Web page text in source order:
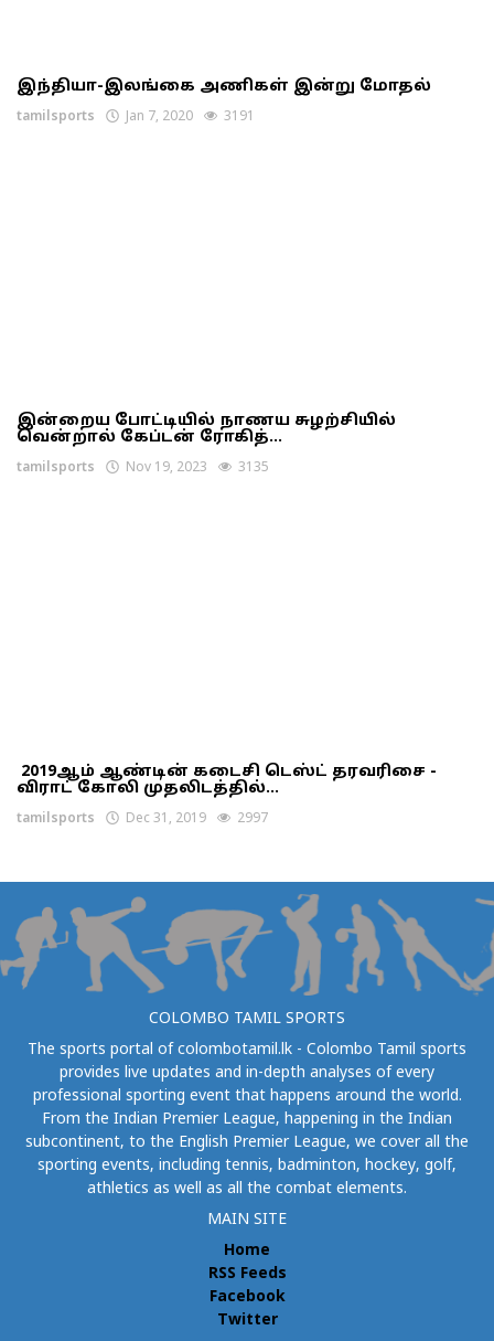
இந்தியா-இலங்கை அணிகள் இன்று மோதல்
tamilsports Jan 7, 2020 3191
இன்றைய போட்டியில் நாணய சுழற்சியில்
வென்றால் கேப்டன் ரோகித்...
tamilsports Nov 19, 2023 3135
2019ஆம் ஆண்டின் கடைசி டெஸ்ட் தரவரிசை -
விராட் கோலி முதலிடத்தில்...
tamilsports Dec 31, 2019 2997
COLOMBO TAMIL SPORTS
The sports portal of colombotamil.lk - Colombo Tamil sports
provides live updates and in-depth analyses of every
professional sporting event that happens around the world.
From the Indian Premier League, happening in the Indian
subcontinent, to the English Premier League, we cover all the
sporting events, including tennis, badminton, hockey, golf,
athletics as well as all the combat elements.
MAIN SITE
Home
RSS Feeds
Facebook
Twitter